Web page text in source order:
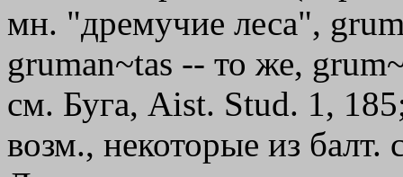
мн. "дремучие леса",
gruman~tas -- то же,
см. Буга, Aist. Stud. 1,
возм., некоторые из балт.